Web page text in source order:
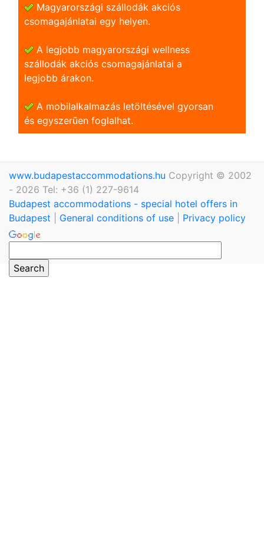
Magyarországi szállodák akciós
csomagajánlatai egy helyen.
A legjobb magyarországi wellness
szállodák akciós csomagajánlatai a
legjobb árakon.
A mobilalkalmazás letöltésével gyorsan
és egyszerũen foglalhat.
www.budapestaccommodations.hu Copyright © 2002
- 2026 Tel: +36 (1) 227-9614
Budapest accommodations - special hotel offers in
Budapest
General conditions of use Privacy policy